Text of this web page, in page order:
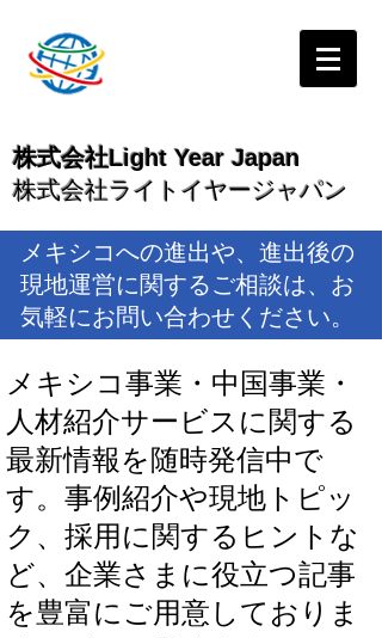
株式会社Light Year Japan
株式会社ライトイヤージャパン
メキシコへの進出や、進出後の
現地運営に関するご相談は、お
気軽にお問い合わせください。
メキシコ事業・中国事業・
人材紹介サービスに関する
最新情報を随時発信中で
す。 事例紹介や現地トピッ
ク、採用に関するヒントな
ど、企業さまに役立つ記事
を豊富にご用意しておりま